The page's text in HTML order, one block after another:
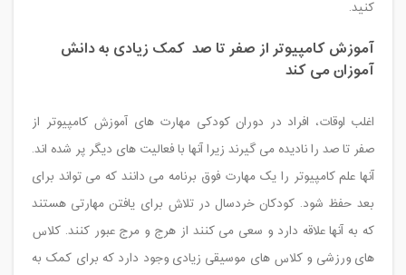
کنید.
آموزش کامپیوتر از صفر تا صد کمک زیادی به دانش
آموزان می کند
اغلب اوقات، افراد در دوران کودکی مهارت های آموزش کامپیوتر از
صفر تا صد را نادیده می گیرند زیرا آنها با فعالیت های دیگر پر شده اند.
آنها علم کامپیوتر را یک مهارت فوق برنامه می دانند که می تواند برای
بعد حفظ شود. کودکان خردسال در تلاش برای یافتن مهارتی هستند
که به آنها علاقه دارد و سعی می کنند از هرج و مرج عبور کنند. کلاس
های ورزشی و کلاس های موسیقی زیادی وجود دارد که برای کمک به